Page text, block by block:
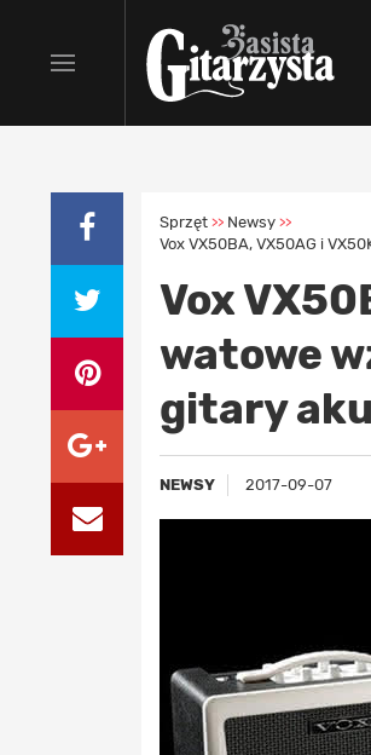
Sprzęt >> Newsy >>
Vox VX50BA, VX50AG i
Vox
watowe
gitary
NEWSY 2017-09-07